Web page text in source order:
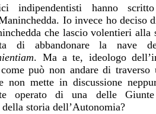
indipendentisti hanno
Io invece ho deciso
che lascio volentieri alla
di abbandonare la nave
. Ma a te, ideologo
può non andare di traverso
non mette in discussione
operato di una delle
della storia dell’Autonomia?